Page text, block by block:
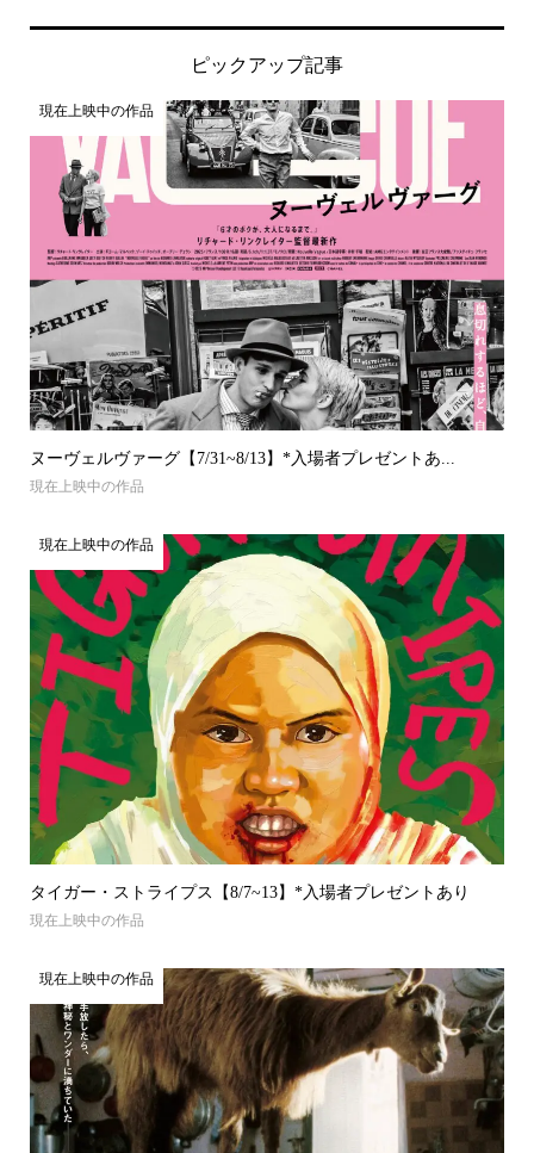
ピックアップ記事
現在上映中の作品
ヌーヴェルヴァーグ【7/31~8/13】*入場者プレゼントあ...
現在上映中の作品
現在上映中の作品
タイガー・ストライプス【8/7~13】*入場者プレゼントあり
現在上映中の作品
現在上映中の作品